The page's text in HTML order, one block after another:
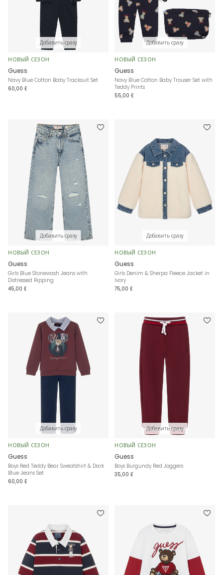
Добавить сразу
НОВЫЙ СЕЗОН
Guess
Navy Blue Cotton Baby Tracksuit Set
60,00 £
Добавить сразу
НОВЫЙ СЕЗОН
Guess
Navy Blue Cotton Baby Trouser Set with
Teddy Prints
55,00 £
Добавить сразу
НОВЫЙ СЕЗОН
Guess
Girls Blue Stonewash Jeans with
Distressed Ripping
45,00 £
Добавить сразу
НОВЫЙ СЕЗОН
Guess
Girls Denim & Sherpa Fleece Jacket in
Ivory
75,00 £
Добавить сразу
НОВЫЙ СЕЗОН
Guess
Boys Red Teddy Bear Sweatshirt & Dark
Blue Jeans Set
60,00 £
Добавить сразу
НОВЫЙ СЕЗОН
Guess
Boys Burgundy Red Joggers
35,00 £